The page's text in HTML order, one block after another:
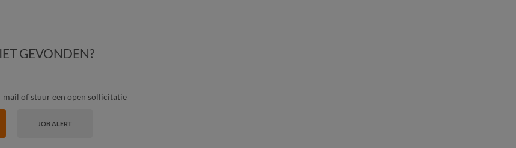
GEVONDEN?
mail of stuur een open sollicitatie
JOB ALERT